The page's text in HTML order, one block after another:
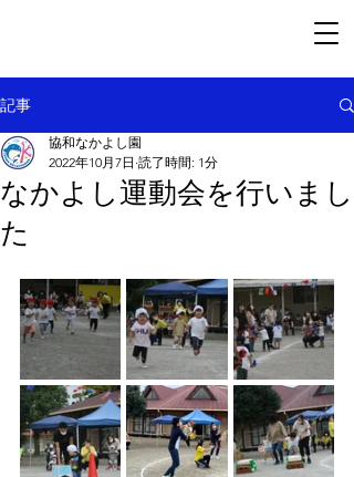
記事
なかよし運動会を行いまし
た
協和なかよし園
2022年10月7日 読了時間: 1分